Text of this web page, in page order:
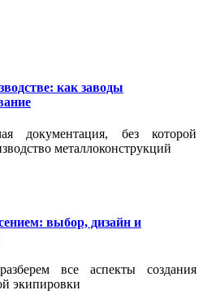
как заводы
без которой
металлоконструкций
выбор, дизайн и
все аспекты создания
экипировки